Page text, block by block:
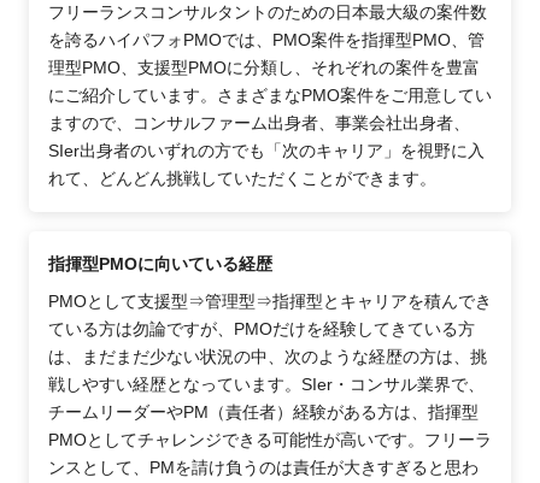
フリーランスコンサルタントのための日本最大級の案件数
を誇るハイパフォPMOでは、PMO案件を指揮型PMO、管
理型PMO、支援型PMOに分類し、それぞれの案件を豊富
にご紹介しています。さまざまなPMO案件をご用意してい
ますので、コンサルファーム出身者、事業会社出身者、
SIer出身者のいずれの方でも「次のキャリア」を視野に入
れて、どんどん挑戦していただくことができます。
指揮型PMOに向いている経歴
PMOとして支援型⇒管理型⇒指揮型とキャリアを積んでき
ている方は勿論ですが、PMOだけを経験してきている方
は、まだまだ少ない状況の中、次のような経歴の方は、挑
戦しやすい経歴となっています。SIer・コンサル業界で、
チームリーダーやPM（責任者）経験がある方は、指揮型
PMOとしてチャレンジできる可能性が高いです。フリーラ
ンスとして、PMを請け負うのは責任が大きすぎると思わ